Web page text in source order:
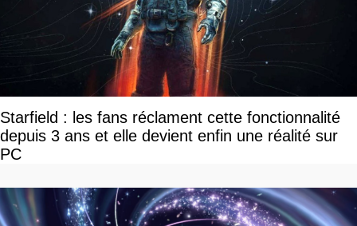
Starfield : les fans réclament cette fonctionnalité
depuis 3 ans et elle devient enfin une réalité sur
PC